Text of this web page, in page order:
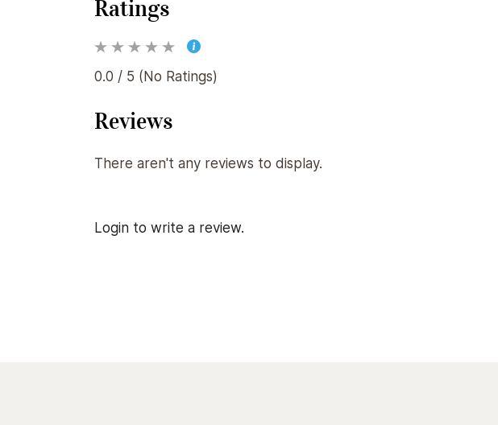
Ratings
0.0 / 5 (No Ratings)
Reviews
There aren't any reviews to display.
Login to write a review.